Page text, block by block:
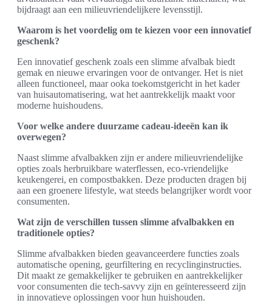
bijdraagt aan een milieuvriendelijkere levensstijl.
Waarom is het voordelig om te kiezen voor een innovatief
geschenk?
Een innovatief geschenk zoals een slimme afvalbak biedt
gemak en nieuwe ervaringen voor de ontvanger. Het is niet
alleen functioneel, maar ooka toekomstgericht in het kader
van huisautomatisering, wat het aantrekkelijk maakt voor
moderne huishoudens.
Voor welke andere duurzame cadeau-ideeën kan ik
overwegen?
Naast slimme afvalbakken zijn er andere milieuvriendelijke
opties zoals herbruikbare waterflessen, eco-vriendelijke
keukengerei, en compostbakken. Deze producten dragen bij
aan een groenere lifestyle, wat steeds belangrijker wordt voor
consumenten.
Wat zijn de verschillen tussen slimme afvalbakken en
traditionele opties?
Slimme afvalbakken bieden geavanceerdere functies zoals
automatische opening, geurfiltering en recyclinginstructies.
Dit maakt ze gemakkelijker te gebruiken en aantrekkelijker
voor consumenten die tech-savvy zijn en geïnteresseerd zijn
in innovatieve oplossingen voor hun huishouden.